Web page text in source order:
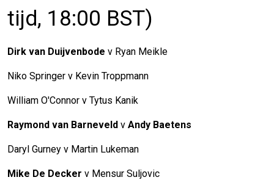
tijd, 18:00 BST)
Dirk van Duijvenbode v Ryan Meikle
Niko Springer v Kevin Troppmann
William O'Connor v Tytus Kanik
Raymond van Barneveld v Andy Baetens
Daryl Gurney v Martin Lukeman
Mike De Decker v Mensur Suljovic